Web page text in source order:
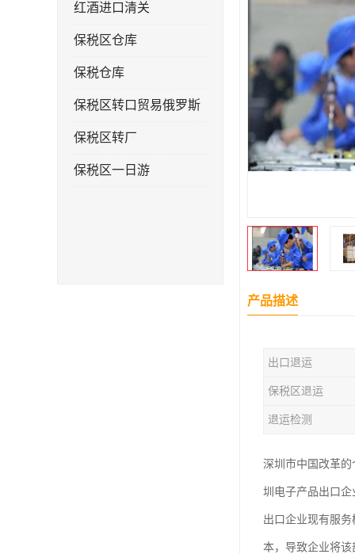
红酒进口清关
保税区仓库
保税仓库
保税区转口贸易俄罗斯
保税区转厂
保税区一日游
产品描述
出口退运
保税区退运
退运检测
深圳市中国改革
圳电子产品出口企
出口企业现有服
本，导致企业将该